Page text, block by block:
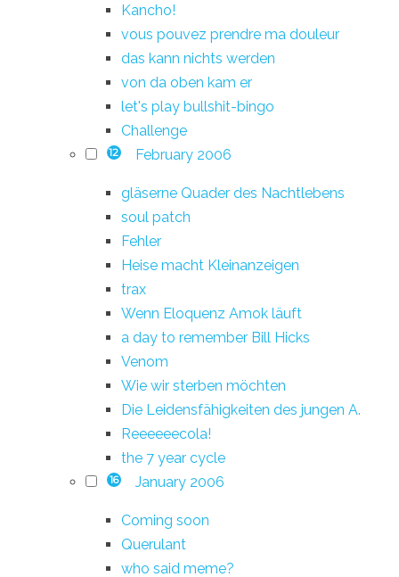
Kancho!
vous pouvez prendre ma douleur
das kann nichts werden
von da oben kam er
let's play bullshit-bingo
Challenge
12 February 2006
gläserne Quader des Nachtlebens
soul patch
Fehler
Heise macht Kleinanzeigen
trax
Wenn Eloquenz Amok läuft
a day to remember Bill Hicks
Venom
Wie wir sterben möchten
Die Leidensfähigkeiten des jungen A.
Reeeeeecola!
the 7 year cycle
16 January 2006
Coming soon
Querulant
who said meme?